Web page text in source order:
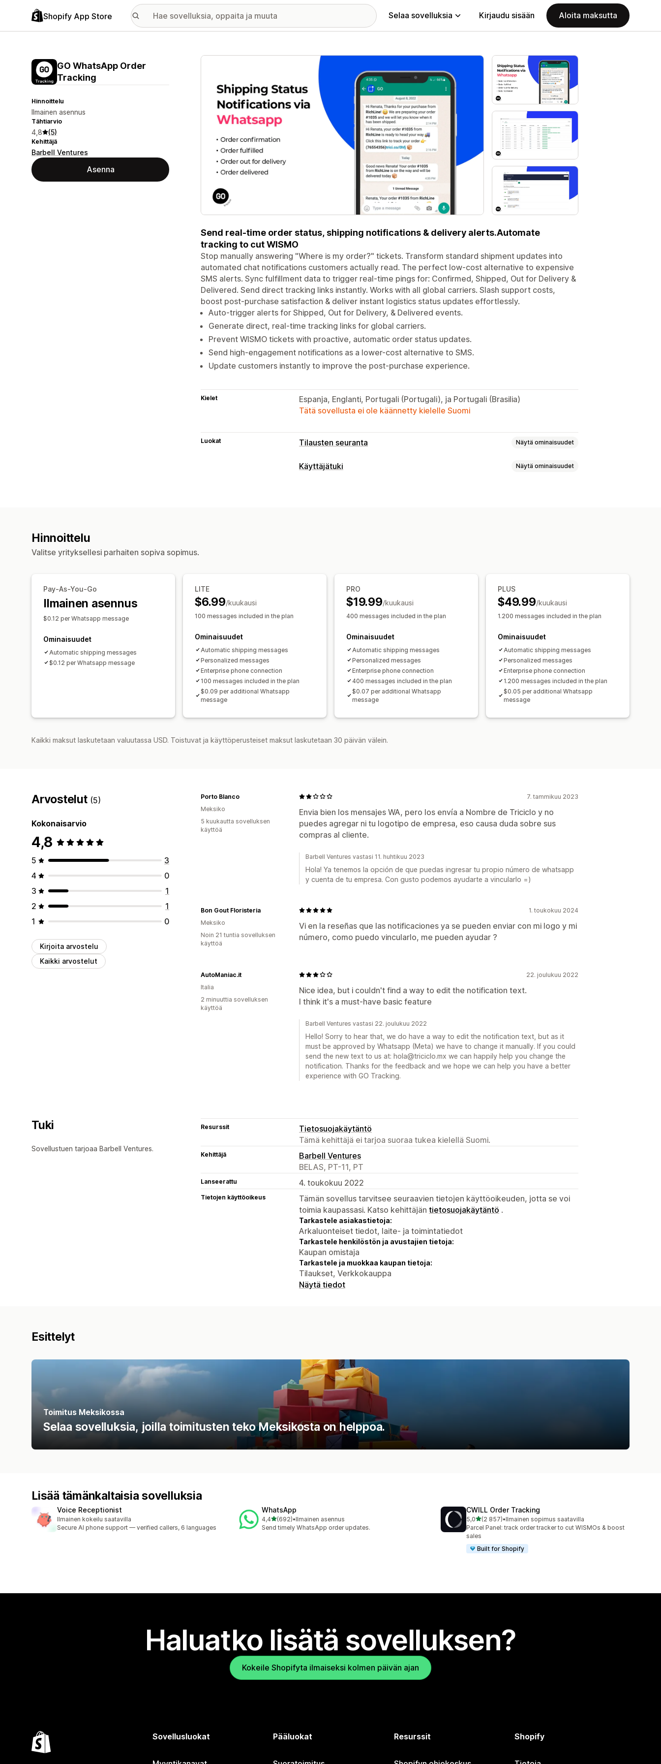
Shopify App Store Selaa sovelluksia Kirjaudu sisään Aloita maksutta
GO WhatsApp Order
Tracking
Hinnoittelu
Ilmainen asennus
Tähtiarvio
4,8 (5)
Kehittäjä
Barbell Ventures
Asenna
Esittelykuvagalleria
Send real-time order status, shipping notifications & delivery alerts.Automate
tracking to cut WISMO
Stop manually answering "Where is my order?" tickets. Transform standard shipment updates into
automated chat notifications customers actually read. The perfect low-cost alternative to expensive
SMS alerts. Sync fulfillment data to trigger real-time pings for: Confirmed, Shipped, Out for Delivery &
Delivered. Send direct tracking links instantly. Works with all global carriers. Slash support costs,
boost post-purchase satisfaction & deliver instant logistics status updates effortlessly.
Auto-trigger alerts for Shipped, Out for Delivery, & Delivered events.
Generate direct, real-time tracking links for global carriers.
Prevent WISMO tickets with proactive, automatic order status updates.
Send high-engagement notifications as a lower-cost alternative to SMS.
Update customers instantly to improve the post-purchase experience.
Kielet
Espanja, Englanti, Portugali (Portugali), ja Portugali (Brasilia)
Tätä sovellusta ei ole käännetty kielelle Suomi
Luokat Tilausten seuranta Näytä ominaisuudet
Seuranta
Käyttäjätuki Näytä ominaisuudet
Hinnoittelu
Valitse yrityksellesi parhaiten sopiva sopimus.
Pay-As-You-Go
Ilmainen asennus
$0.12 per Whatsapp message
Ominaisuudet
Automatic shipping messages
$0.12 per Whatsapp message
LITE
$6.99/kuukausi
100 messages included in the plan
Ominaisuudet
Automatic shipping messages
Personalized messages
Enterprise phone connection
100 messages included in the plan
$0.09 per additional Whatsapp
message
PRO
$19.99/kuukausi
400 messages included in the plan
Ominaisuudet
Automatic shipping messages
Personalized messages
Enterprise phone connection
400 messages included in the plan
$0.07 per additional Whatsapp
message
PLUS
$49.99/kuukausi
1.200 messages included in the plan
Ominaisuudet
Automatic shipping messages
Personalized messages
Enterprise phone connection
1.200 messages included in the plan
$0.05 per additional Whatsapp
message
Kaikki maksut laskutetaan valuutassa USD. Toistuvat ja käyttöperusteiset maksut laskutetaan 30 päivän välein.
Arvostelut (5)
Kokonaisarvio
4,8
5
3
4
0
3
1
2
1
1
0
Kirjoita arvostelu
Kaikki arvostelut
7. tammikuu 2023
Envia bien los mensajes WA, pero los envía a Nombre de Triciclo y no
puedes agregar ni tu logotipo de empresa, eso causa duda sobre sus
compras al cliente.
Porto Blanco
Meksiko
5 kuukautta sovelluksen
käyttöä
Barbell Ventures vastasi 11. huhtikuu 2023
Hola! Ya tenemos la opción de que puedas ingresar tu propio número de whatsapp
y cuenta de tu empresa. Con gusto podemos ayudarte a vincularlo =)
1. toukokuu 2024
Vi en la reseñas que las notificaciones ya se pueden enviar con mi logo y mi
número, como puedo vincularlo, me pueden ayudar ?
Bon Gout Floristeria
Meksiko
Noin 21 tuntia sovelluksen
käyttöä
22. joulukuu 2022
Nice idea, but i couldn't find a way to edit the notification text.
I think it's a must-have basic feature
AutoManiac.it
Italia
2 minuuttia sovelluksen
käyttöä
Barbell Ventures vastasi 22. joulukuu 2022
Hello! Sorry to hear that, we do have a way to edit the notification text, but as it
must be approved by Whatsapp (Meta) we have to change it manually. If you could
send the new text to us at: hola@triciclo.mx we can happily help you change the
notification. Thanks for the feedback and we hope we can help you have a better
experience with GO Tracking.
Tuki
Sovellustuen tarjoaa Barbell Ventures.
Resurssit
Tietosuojakäytäntö
Tämä kehittäjä ei tarjoa suoraa tukea kielellä Suomi.
Kehittäjä
Barbell Ventures
BELAS, PT-11, PT
Lanseerattu 4. toukokuu 2022
Tietojen käyttöoikeus
Tämän sovellus tarvitsee seuraavien tietojen käyttöoikeuden, jotta se voi
toimia kaupassasi. Katso kehittäjän tietosuojakäytäntö .
Tarkastele asiakastietoja:
Arkaluonteiset tiedot, laite- ja toimintatiedot
Tarkastele henkilöstön ja avustajien tietoja:
Kaupan omistaja
Tarkastele ja muokkaa kaupan tietoja:
Tilaukset, Verkkokauppa
Näytä tiedot
Esittelyt
Toimitus Meksikossa
Selaa sovelluksia, joilla toimitusten teko Meksikosta on helppoa.
Lisää tämänkaltaisia sovelluksia
Voice Receptionist
Ilmainen kokeilu saatavilla
Secure AI phone support — verified callers, 6 languages
WhatsApp
4,4/ 5 tähteä
(692)
692 arvostelua yhteensä
•Ilmainen asennus
Send timely WhatsApp order updates.
CWILL Order Tracking
5,0/ 5 tähteä
(2 857)
2857 arvostelua yhteensä
•Ilmainen sopimus saatavilla
Parcel Panel: track order tracker to cut WISMOs & boost
sales
Built for Shopify
Haluatko lisätä sovelluksen?
Kokeile Shopifyta ilmaiseksi kolmen päivän ajan
Sovellusluokat Pääluokat Resurssit Shopify